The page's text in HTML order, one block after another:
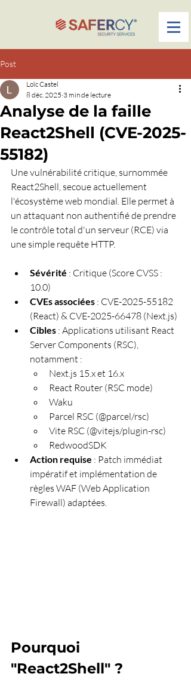
Post
Analyse de la faille
React2Shell (CVE-2025-
55182)
Loïc Castel
8 déc. 2025 3 min de lecture
Une vulnérabilité critique, surnommée
React2Shell, secoue actuellement
l'écosystème web mondial. Elle permet à
un attaquant non authentifié de prendre
le contrôle total d'un serveur (RCE) via
une simple requête HTTP.
Sévérité : Critique (Score CVSS :
10.0)
CVEs associées : CVE-2025-55182
(React) & CVE-2025-66478 (Next.js)
Cibles : Applications utilisant React
Server Components (RSC),
notamment :
Next.js 15.x et 16.x
React Router (RSC mode)
Waku
Parcel RSC (@parcel/rsc)
Vite RSC (@vitejs/plugin-rsc)
RedwoodSDK
Action requise : Patch immédiat
impératif et implémentation de
règles WAF (Web Application
Firewall) adaptées.
Pourquoi
"React2Shell" ?